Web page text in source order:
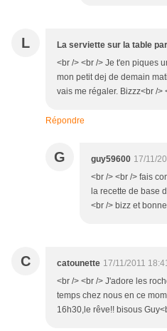
L La serviette sur la table
<br /> <br /> Je t'en piques
mon petit dej de demain
vais me régaler. Bizzz<br />
Répondre
G guy59600 17/11/
<br /> <br /> fais
la recette de base
<br /> bizz et
C catounette 17/11/2011
<br /> <br /> J'adore les
temps chez nous en ce
16h30,le rêve!! bisous